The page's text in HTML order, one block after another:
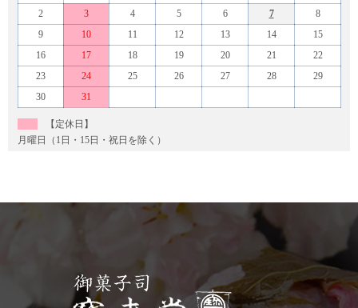
2
3 4 5 6 7
8
9
10 11 12 13 14
15
16
17 18 19 20 21
22
23
24 25 26 27 28
29
30
31
【定休日】
月曜日（1日・15日・祝日を除く）